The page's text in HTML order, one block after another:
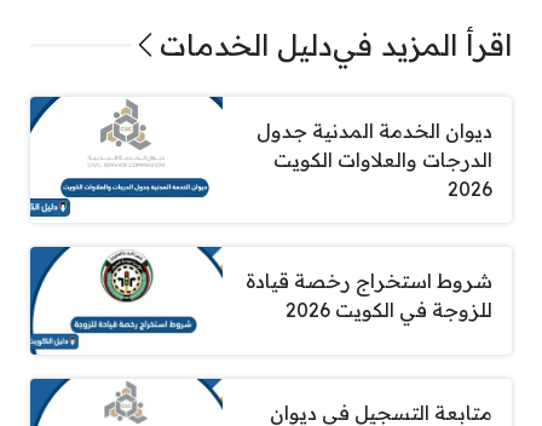
اقرأ المزيد فيدليل الخدمات
ديوان الخدمة المدنية جدول
الدرجات والعلاوات الكويت
2026
شروط استخراج رخصة قيادة
للزوجة في الكويت 2026
متابعة التسجيل في ديوان